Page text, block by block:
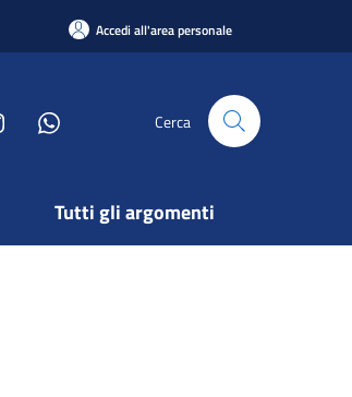
Accedi all'area personale
Cerca
Tutti gli argomenti